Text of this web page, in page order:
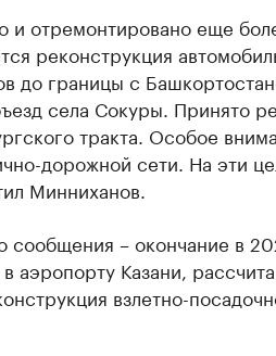
и отремонтировано еще
реконструкция
до границы с
села Сокуры. Принято
тракта. Особое
дорожной сети. На эти
Минниханов.
сообщения – окончание в
аэропорту Казани,
взлетно-